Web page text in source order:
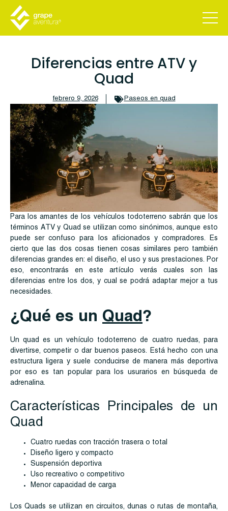
Diferencias entre ATV y
Quad
febrero 9, 2026 Paseos en quad
Para los amantes de los vehículos todoterreno sabrán que los
términos ATV y Quad se utilizan como sinónimos, aunque esto
puede ser confuso para los aficionados y compradores. Es
cierto que las dos cosas tienen cosas similares pero también
diferencias grandes en: el diseño, el uso y sus prestaciones. Por
eso, encontrarás en este artículo verás cuales son las
diferencias entre los dos, y cual se podrá adaptar mejor a tus
necesidades.
¿Qué es un Quad ?
Un quad es un vehículo todoterreno de cuatro ruedas, para
divertirse, competir o dar buenos paseos. Está hecho con una
estructura ligera y suele conducirse de manera más deportiva
por eso es tan popular para los usurarios en búsqueda de
adrenalina.
Características Principales de un
Quad
Cuatro ruedas con tracción trasera o total
Diseño ligero y compacto
Suspensión deportiva
Uso recreativo o competitivo
Menor capacidad de carga
Los Quads se utilizan en circuitos, dunas o rutas de montaña,